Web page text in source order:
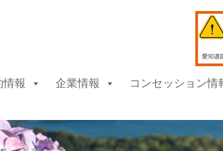
情報 企業情報 コンセッション情